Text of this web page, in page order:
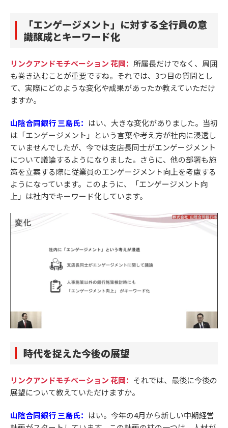
「エンゲージメント」に対する全行員の意
識醸成とキーワード化
リンクアンドモチベーション 花岡： 所属長だけでなく、周囲
も巻き込むことが重要ですね。それでは、3つ目の質問とし
て、実際にどのような変化や成果があったか教えていただけ
ますか。
山陰合同銀行 三島氏： はい、大きな変化がありました。当初
は「エンゲージメント」という言葉や考え方が社内に浸透し
ていませんでしたが、今では支店長同士がエンゲージメント
について議論するようになりました。さらに、他の部署も施
策を立案する際に従業員のエンゲージメント向上を考慮する
ようになっています。このように、「エンゲージメント向
上」は社内でキーワード化しています。
時代を捉えた今後の展望
リンクアンドモチベーション 花岡： それでは、最後に今後の
展望について教えていただけますか。
山陰合同銀行 三島氏： はい。今年の4月から新しい中期経営